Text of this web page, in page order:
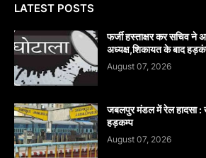
LATEST POSTS
फर्जी हस्ताक्षर कर सचिव ने
अध्यक्ष,शिकायत के बाद
August 07, 2026
जबलपुर मंडल में रेल हादसा
हड़कम्प
August 07, 2026